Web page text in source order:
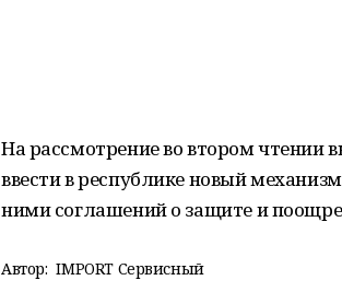
На рассмотрение во втором чтении
ввести в республике новый
ними соглашений о защите и
Автор: IMPORT Сервисный